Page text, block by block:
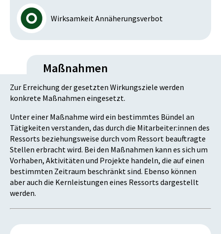
Wirksamkeit Annäherungsverbot
Maßnahmen
Zur Erreichung der gesetzten Wirkungsziele werden
konkrete Maßnahmen eingesetzt.
Unter einer Maßnahme wird ein bestimmtes Bündel an
Tätigkeiten verstanden, das durch die Mitarbeiter:innen des
Ressorts beziehungsweise durch vom Ressort beauftragte
Stellen erbracht wird. Bei den Maßnahmen kann es sich um
Vorhaben, Aktivitäten und Projekte handeln, die auf einen
bestimmten Zeitraum beschränkt sind. Ebenso können
aber auch die Kernleistungen eines Ressorts dargestellt
werden.